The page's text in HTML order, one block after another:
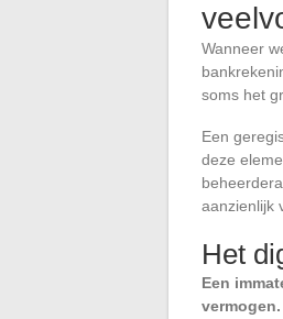
Wanneer
soms het
Een
deze
aanzienlijk
Het
Een
vermogen.